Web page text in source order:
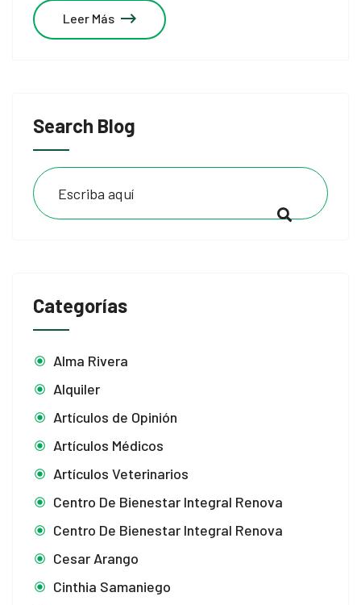
Search Blog
Categorías
Alma Rivera
Alquiler
Artículos de Opinión
Artículos Médicos
Artículos Veterinarios
Centro De Bienestar Integral Renova
Centro De Bienestar Integral Renova
Cesar Arango
Cinthia Samaniego
Leer Más